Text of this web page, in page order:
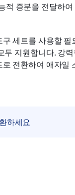
적 증분을 전달하
세트를 사용할
지원합니다. 강
전환하여 애자일
하세요